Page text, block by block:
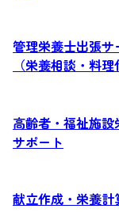
管理栄養士出張サ
（栄養相談・料理
高齢者・福祉施設
サポート
献立作成・栄養計